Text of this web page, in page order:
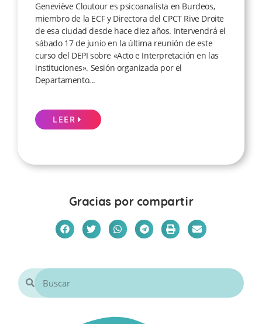
Geneviève Cloutour es psicoanalista en Burdeos,
miembro de la ECF y Directora del CPCT Rive Droite
de esa ciudad desde hace diez años. Intervendrá el
sábado 17 de junio en la última reunión de este
curso del DEPI sobre «Acto e Interpretación en las
instituciones». Sesión organizada por el
Departamento...
LEER
Gracias por compartir